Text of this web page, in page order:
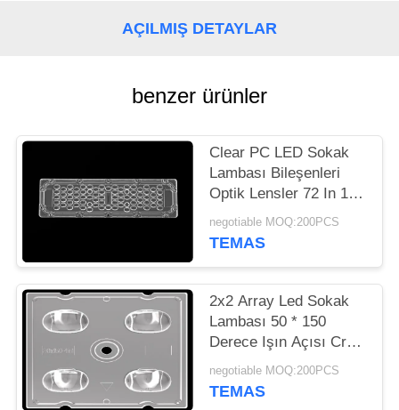
HARITASI
GIZLILIK
POLITIKASI
AÇILMIŞ DETAYLAR
benzer ürünler
Clear PC LED Sokak
Lambası Bileşenleri
Optik Lensler 72 In 1
AL PCB Kurulu ile
negotiable MOQ:200PCS
TEMAS
2x2 Array Led Sokak
Lambası 50 * 150
Derece Işın Açısı Cree
XTE LED'li
negotiable MOQ:200PCS
TEMAS